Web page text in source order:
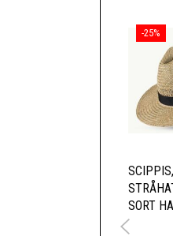
-25%
SORT